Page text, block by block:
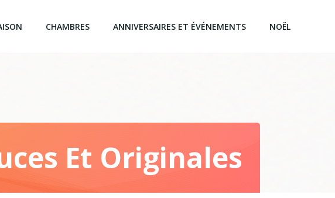
CHAMBRES ANNIVERSAIRES ET ÉVÉNEMENTS NOËL
Et Originales